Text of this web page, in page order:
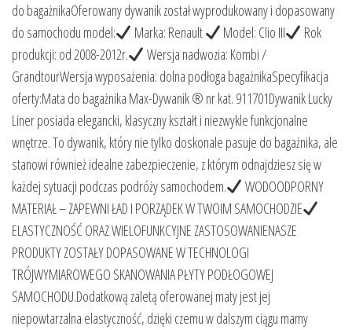
do bagażnikaOferowany dywanik został wyprodukowany i dopasowany
do samochodu model:
Marka: Renault Model: Clio III
Rok
produkcji: od 2008-2012r.
Wersja nadwozia: Kombi /
GrandtourWersja wyposażenia: dolna podłoga bagażnikaSpecyfikacja
oferty:Mata do bagażnika Max-Dywanik ® nr kat. 911701Dywanik Lucky
Liner posiada elegancki, klasyczny kształt i niezwykle funkcjonalne
wnętrze. To dywanik, który nie tylko doskonale pasuje do bagażnika, ale
stanowi również idealne zabezpieczenie, z którym odnajdziesz się w
każdej sytuacji podczas podróży samochodem.
WODOODPORNY
MATERIAŁ – ZAPEWNI ŁAD I PORZĄDEK W TWOIM SAMOCHODZIE
ELASTYCZNOŚĆ ORAZ WIELOFUNKCYJNE ZASTOSOWANIENASZE
PRODUKTY ZOSTAŁY DOPASOWANE W TECHNOLOGI
TRÓJWYMIAROWEGO SKANOWANIA PŁYTY PODŁOGOWEJ
SAMOCHODU.Dodatkową zaletą oferowanej maty jest jej
niepowtarzalna elastyczność, dzięki czemu w dalszym ciągu mamy